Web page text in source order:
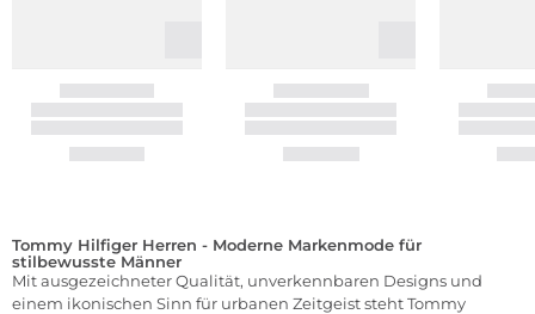
Tommy Hilfiger Herren - Moderne Markenmode für
stilbewusste Männer
Mit ausgezeichneter Qualität, unverkennbaren Designs und
einem ikonischen Sinn für urbanen Zeitgeist steht Tommy